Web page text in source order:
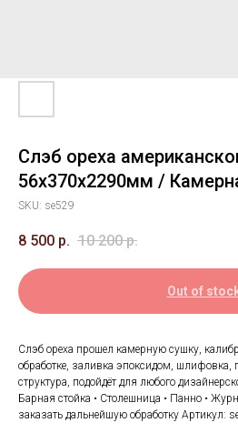
Слэб ореха
56х370х2290мм /
SKU: se529
8 500 р. 10 200 р.
Out of
Слэб ореха прошел камерную сушку,
обработке, заливка эпоксидом,
структура, подойдёт для любого
Барная стойка • Столешница • Панно •
заказать дальнейшую обработку Артикул: